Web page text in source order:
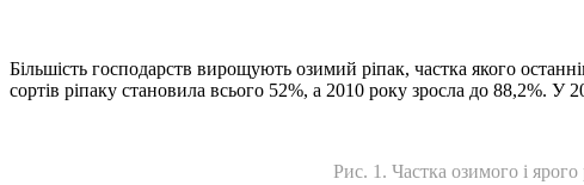
Більшість господарств вирощують озимий ріпак, частка якого
сортів ріпаку становила всього 52%, а 2010 року зросла до 88,2%.
Рис. 1. Частка озимого і ярого